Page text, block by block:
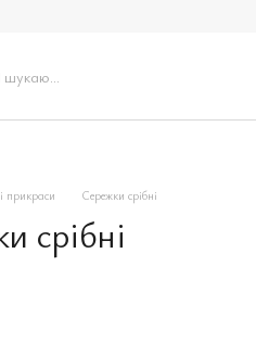
прикраси Сережки срібні
срібні